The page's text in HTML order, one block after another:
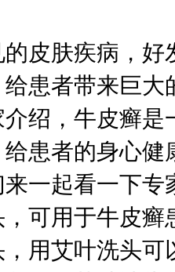
皮肤疾病，
患者带来巨
绍，牛皮癣
患者的身心
一起看一下专
可用于牛皮癣
用艾叶洗头